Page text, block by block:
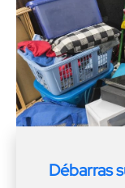
Débarras